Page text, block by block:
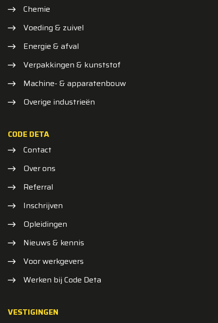
Chemie
Voeding & zuivel
Energie & afval
Verpakkingen & kunststof
Machine- & apparatenbouw
Overige industrieën
CODE DETA
Contact
Over ons
Referral
Inschrijven
Opleidingen
Nieuws & kennis
Voor werkgevers
Werken bij Code Deta
VESTIGINGEN